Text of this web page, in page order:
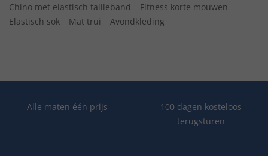
Chino met elastisch tailleband
Fitness korte mouwen
Elastisch sok
Mat trui Avondkleding
Alle maten één prijs
100 dagen kosteloos
terugsturen